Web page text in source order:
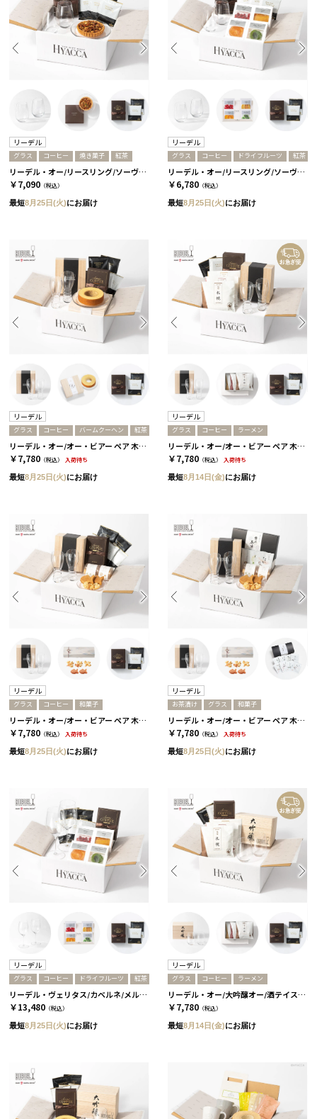
リーデル
グラス コーヒー 焼き菓子 紅茶
リーデル・オー/リースリング/ソーヴィニヨン・ブラン 2個セット［リーデル］+ナッツタルト+コーヒーor紅茶 コーヒー
￥7,090 （税込）
最短8月25日(火)にお届け
リーデル
グラス コーヒー ドライフルーツ 紅茶
リーデル・オー/リースリング/ソーヴィニヨン・ブラン 2個セット［リーデル］+ドライフルーツ+コーヒーor紅茶 コーヒー
￥6,780 （税込）
最短8月25日(火)にお届け
リーデル
グラス コーヒー バームクーヘン 紅茶
リーデル・オー/オー・ビアー ペア 木箱入り［リーデル］+バームクーヘン+コーヒーor紅茶 コーヒー
￥7,780 （税込） 入荷待ち
最短8月25日(火)にお届け
リーデル
グラス コーヒー ラーメン
リーデル・オー/オー・ビアー ペア 木箱入り［リーデル］+ラーメン+コーヒー
￥7,780 （税込） 入荷待ち
最短8月14日(金)にお届け
リーデル
グラス コーヒー 和菓子
リーデル・オー/オー・ビアー ペア 木箱入り［リーデル］+和菓子+コーヒー
￥7,780 （税込） 入荷待ち
最短8月25日(火)にお届け
リーデル
お茶漬け グラス 和菓子
リーデル・オー/オー・ビアー ペア 木箱入り［リーデル］+和菓子+お茶漬け
￥7,780 （税込） 入荷待ち
最短8月25日(火)にお届け
リーデル
グラス コーヒー ドライフルーツ 紅茶
リーデル・ヴェリタス/カベルネ/メルロ 2個セット［リーデル］+ドライフルーツ+コーヒーor紅茶 コーヒー
￥13,480 （税込）
最短8月25日(火)にお届け
リーデル
グラス コーヒー ラーメン
リーデル・オー/大吟醸オー/酒テイスター ペア 木箱入り［リーデル］+ラーメン+コーヒー
￥7,780 （税込）
最短8月14日(金)にお届け